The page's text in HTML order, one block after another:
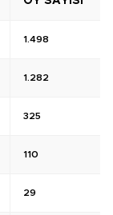
1.498
1.282
325
110
29